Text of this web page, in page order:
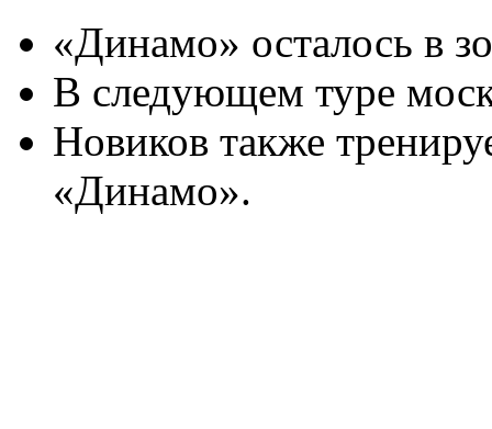
«Динамо» осталось в
В следующем туре
Новиков также
«Динамо».